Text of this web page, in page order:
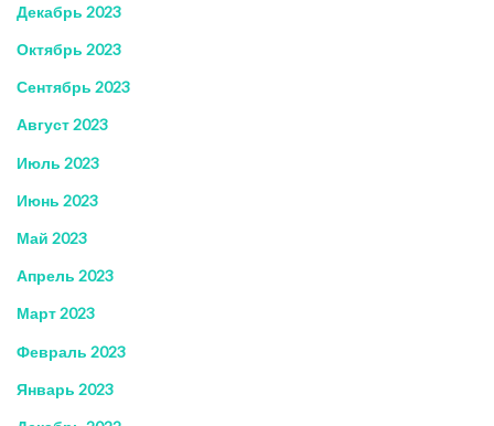
Декабрь 2023
Октябрь 2023
Сентябрь 2023
Август 2023
Июль 2023
Июнь 2023
Май 2023
Апрель 2023
Март 2023
Февраль 2023
Январь 2023